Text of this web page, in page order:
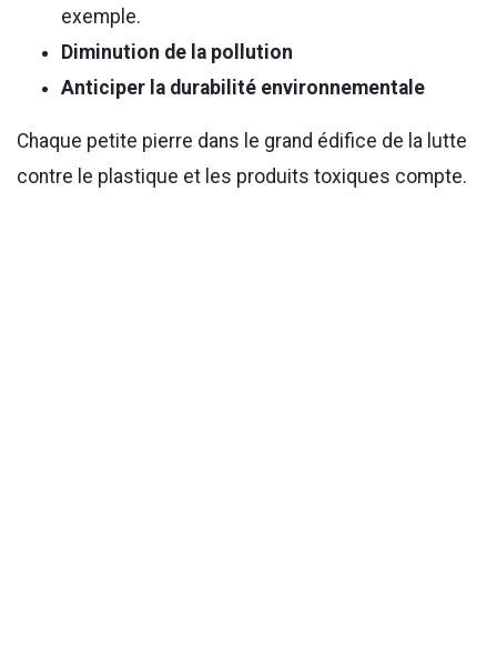
exemple.
Diminution de la pollution
Anticiper la durabilité environnementale
Chaque petite pierre dans le grand édifice de la lutte
contre le plastique et les produits toxiques compte.